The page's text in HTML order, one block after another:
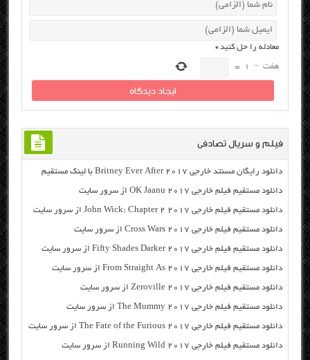
معادله را حل کنید*
هفت −
1
=
فیلم و سریال تصادفی
دانلود رایگان مسنتد خارجی Britney Ever After 2017 با لینک مستقیم
دانلود مستقیم فیلم خارجی OK Jaanu 2017 از سرور سایت
دانلود مستقیم فیلم خارجی John Wick: Chapter 2 2017 از سرور سایت
دانلود مستقیم فیلم خارجی Cross Wars 2017 از سرور سایت
دانلود مستقیم فیلم خارجی Fifty Shades Darker 2017 از سرور سایت
دانلود مستقیم فیلم خارجی From Straight As 2017 از سرور سایت
دانلود مستقیم فیلم خارجی Zeroville 2017 از سرور سایت
دانلود مستقیم فیلم خارجی The Mummy 2017 از سرور سایت
دانلود مستقیم فیلم خارجی The Fate of the Furious 2017 از سرور سایت
دانلود مستقیم فیلم خارجی Running Wild 2017 از سرور سایت